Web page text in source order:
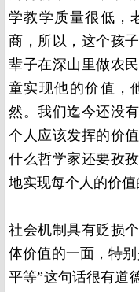
学教学质量很低，
商，所以，这个孩
辈子在深山里做农
童实现他的价值，
然。我们迄今还没
个人应该发挥的价
什么哲学家还要孜
地实现每个人的价值
社会机制具有贬损
体价值的一面，特
平等”这句话很有道